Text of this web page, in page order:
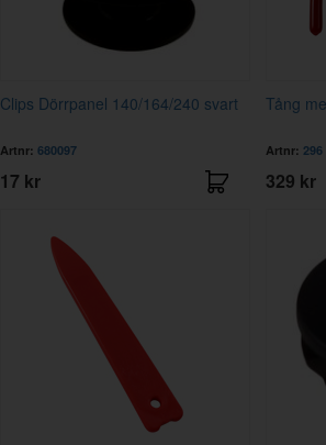
Clips Dörrpanel 140/164/240 svart
Artnr: 680097
17 kr
Tång
Artnr: 296
329 kr